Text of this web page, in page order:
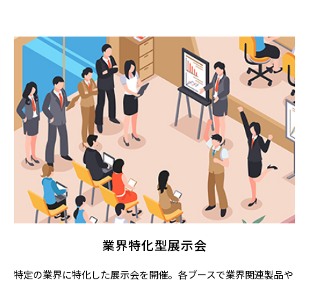
業界特化型展示会
特定の業界に特化した展示会を開催。各ブースで業界関連製品や